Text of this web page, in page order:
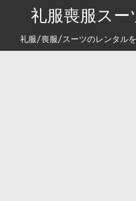
礼服喪服ス
礼服/喪服/スーツのレンタル